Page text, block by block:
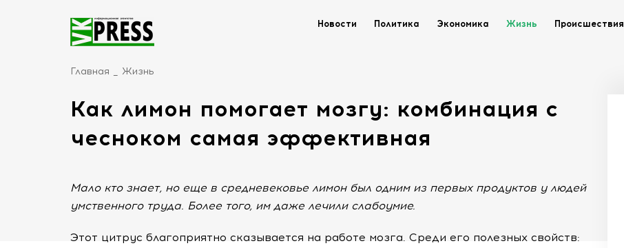
Новости Политика Экономика Жизнь Происшествия
Главная Жизнь
Как лимон помогает мозгу: комбинация с
чесноком самая эффективная
Мало кто знает, но еще в средневековье лимон был одним из первых продуктов у людей
умственного труда. Более того, им даже лечили слабоумие.
Этот цитрус благоприятно сказывается на работе мозга. Среди его полезных свойств: